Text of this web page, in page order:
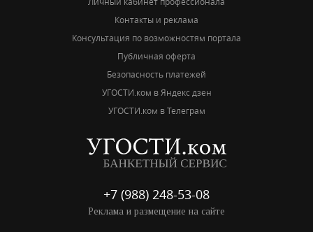
Контакты и реклама
Консультация по возможностям портала
Публичная оферта
Безопасность платежей
УГОСТИ.ком в Яндекс дзен
УГОСТИ.ком в Телеграм
+7 (988) 248-53-08
Реклама и размещение на сайте